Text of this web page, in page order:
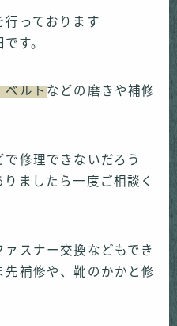
行っております
す。
ベルト などの磨きや補修
修理できないだろう
ましたら一度ご相談く
スナー交換などもでき
補修や、靴のかかと修